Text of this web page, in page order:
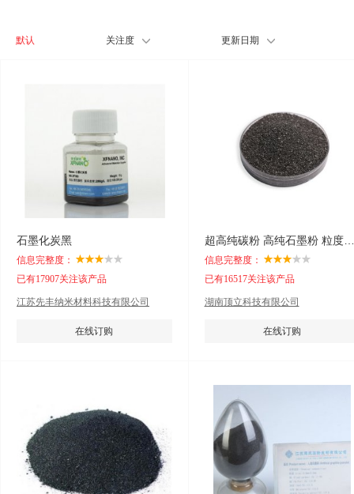
默认 关注度 更新日期
石墨化炭黑
信息完整度：
已有17907关注该产品
江苏先丰纳米材料科技有限公司
在线订购
超高纯碳粉 高纯石墨粉 粒度齐全 可选
信息完整度：
已有16517关注该产品
湖南顶立科技有限公司
在线订购